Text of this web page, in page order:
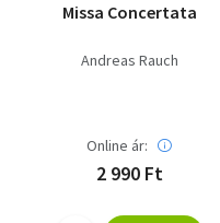
Missa Concertata
Andreas Rauch
Online ár:
2 990 Ft